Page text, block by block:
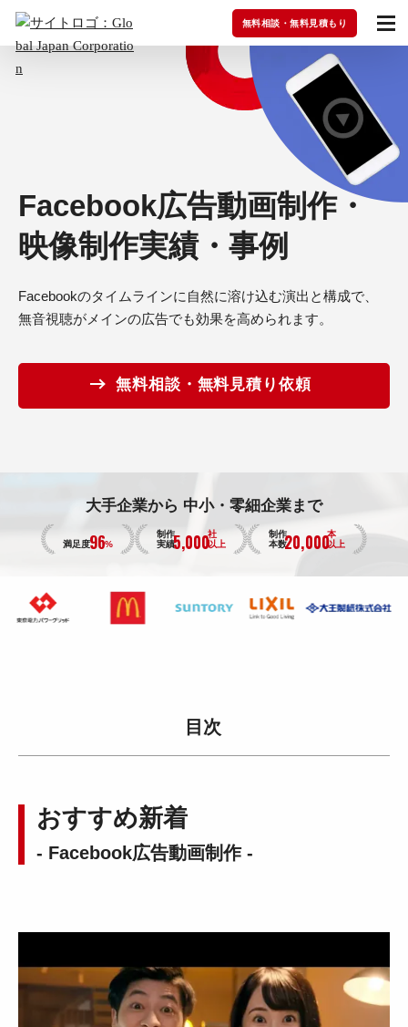
無料相談・無料見積もり
Facebook広告動画制作・
映像制作実績・事例
Facebookのタイムラインに自然に溶け込む演出と構成で、
無音視聴がメインの広告でも効果を高められます。
無料相談・無料見積り依頼
大手企業から 中小・零細企業まで
満足度96%
制作
実績5,000社
以上
制作
本数20,000本
以上
目次
おすすめ新着
- Facebook広告動画制作 -